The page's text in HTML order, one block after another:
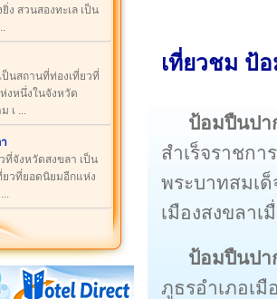
ง สวนสองทะเล เป็น
นสถานที่ท่องเที่ยวที่
งหนึ่งในจังหวัด
เ ...
ที่จังหวัดสงขลา เป็น
ยวที่ยอดนิยมอีกแห่ง
เที่ยวชม ป้
ป้อมปืนปา
สำเร็จราชกา
พระบาทสมเ
เมืองสงขลาเ
ป้อมปืนปา
ภูธรอำเภอเ